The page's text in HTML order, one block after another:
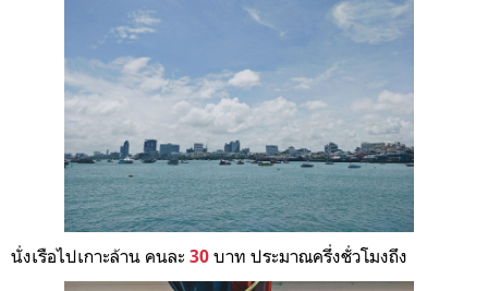
นั่งเรือไปเกาะล้าน คนละ 30 บาท ประมาณครึ่งชั่วโมงถึง